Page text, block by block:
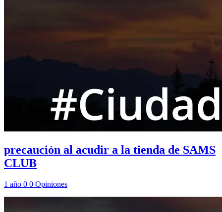
precaución al acudir a la tienda de SAMS
CLUB
1 año 0 0 Opiniones